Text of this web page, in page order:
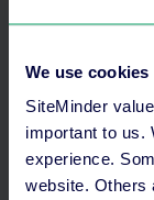
We use cookies
SiteMinder
important to us.
experience.
website. Others